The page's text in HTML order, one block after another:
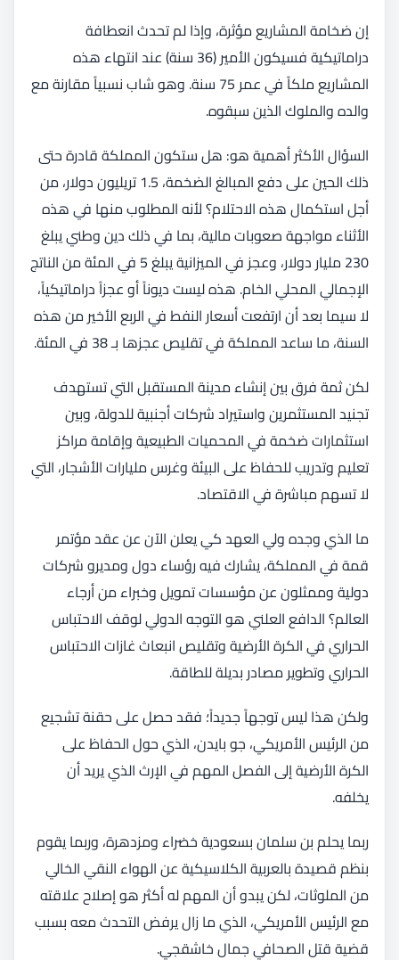
إن ضخامة المشاريع مؤثرة، وإذا لم تحدث انعطافة
دراماتيكية فسيكون الأمير (36 سنة) عند انتهاء هذه
المشاريع ملكاً في عمر 75 سنة. وهو شاب نسبياً مقارنة مع
والده والملوك الذين سبقوه.
السؤال الأكثر أهمية هو: هل ستكون المملكة قادرة حتى
ذلك الحين على دفع المبالغ الضخمة، 1.5 تريليون دولار، من
أجل استكمال هذه الاحتلام؟ لأنه المطلوب منها في هذه
الأثناء مواجهة صعوبات مالية، بما في ذلك دين وطني يبلغ
230 مليار دولار، وعجز في الميزانية يبلغ 5 في المئة من الناتج
الإجمالي المحلي الخام. هذه ليست ديوناً أو عجزاً دراماتيكياً،
لا سيما بعد أن ارتفعت أسعار النفط في الربع الأخير من هذه
السنة، ما ساعد المملكة في تقليص عجزها بـ 38 في المئة.
لكن ثمة فرق بين إنشاء مدينة المستقبل التي تستهدف
تجنيد المستثمرين واستيراد شركات أجنبية للدولة، وبين
استثمارات ضخمة في المحميات الطبيعية وإقامة مراكز
تعليم وتدريب للحفاظ على البيئة وغرس مليارات الأشجار، التي
لا تسهم مباشرة في الاقتصاد.
ما الذي وجده ولي العهد كي يعلن الآن عن عقد مؤتمر
قمة في المملكة، يشارك فيه رؤساء دول ومديرو شركات
دولية وممثلون عن مؤسسات تمويل وخبراء من أرجاء
العالم؟ الدافع العلني هو التوجه الدولي لوقف الاحتباس
الحراري في الكرة الأرضية وتقليص انبعاث غازات الاحتباس
الحراري وتطوير مصادر بديلة للطاقة.
ولكن هذا ليس توجهاً جديداً؛ فقد حصل على حقنة تشجيع
من الرئيس الأمريكي، جو بايدن، الذي حول الحفاظ على
الكرة الأرضية إلى الفصل المهم في الإرث الذي يريد أن
يخلفه.
ربما يحلم بن سلمان بسعودية خضراء ومزدهرة، وربما يقوم
بنظم قصيدة بالعربية الكلاسيكية عن الهواء النقي الخالي
من الملوثات، لكن يبدو أن المهم له أكثر هو إصلاح علاقته
مع الرئيس الأمريكي، الذي ما زال يرفض التحدث معه بسبب
قضية قتل الصحافي جمال خاشقجي.